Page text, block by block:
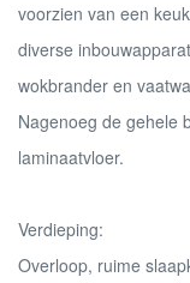
voorzien van een
diverse
wokbrander en
Nagenoeg de gehele
laminaatvloer.
Verdieping:
Overloop, ruime